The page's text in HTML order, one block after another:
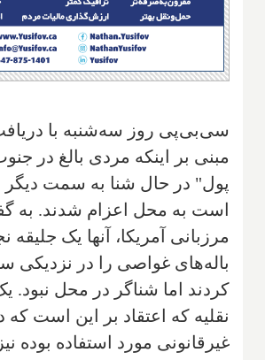
سی‌بی‌پی روز سه‌شنبه با
مبنی بر اینکه مردی بالغ در
پول" در حال شنا به سمت دیگر
است به محل اعزام شدند. به
مرزبانی آمریکا، آنها یک جلیقه
باله‌های غواصی را در نزدیکی
کردند اما شناگر در محل نبود.
نقلیه که اعتقاد بر این است که
غیرقانونی مورد استفاده بوده